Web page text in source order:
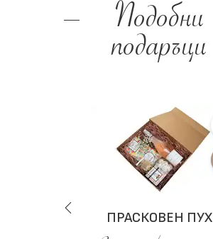
Подобни
подаръци
ПРАСКОВЕН ПУХ